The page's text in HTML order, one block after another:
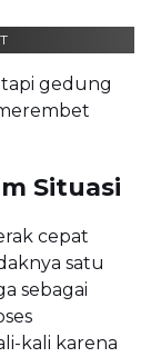
gedung
Situasi
cepat
satu
sebagai
kali karena